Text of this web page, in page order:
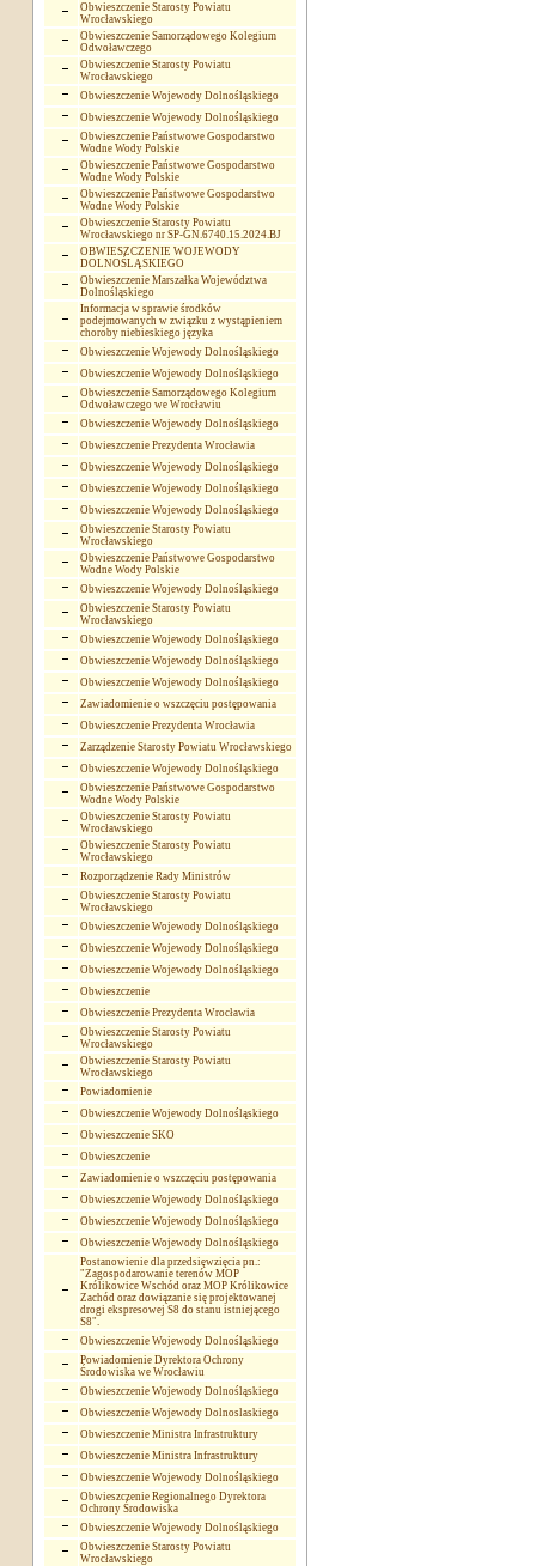
Obwieszczenie Starosty Powiatu
Wrocławskiego
Obwieszczenie Samorządowego Kolegium
Odwoławczego
Obwieszczenie Starosty Powiatu
Wrocławskiego
Obwieszczenie Wojewody Dolnośląskiego
Obwieszczenie Wojewody Dolnośląskiego
Obwieszczenie Państwowe Gospodarstwo
Wodne Wody Polskie
Obwieszczenie Państwowe Gospodarstwo
Wodne Wody Polskie
Obwieszczenie Państwowe Gospodarstwo
Wodne Wody Polskie
Obwieszczenie Starosty Powiatu
Wrocławskiego nr SP-GN.6740.15.2024.BJ
OBWIESZCZENIE WOJEWODY
DOLNOŚLĄSKIEGO
Obwieszczenie Marszałka Województwa
Dolnośląskiego
Informacja w sprawie środków
podejmowanych w związku z wystąpieniem
choroby niebieskiego języka
Obwieszczenie Wojewody Dolnośląskiego
Obwieszczenie Wojewody Dolnośląskiego
Obwieszczenie Samorządowego Kolegium
Odwoławczego we Wrocławiu
Obwieszczenie Wojewody Dolnośląskiego
Obwieszczenie Prezydenta Wrocławia
Obwieszczenie Wojewody Dolnośląskiego
Obwieszczenie Wojewody Dolnośląskiego
Obwieszczenie Wojewody Dolnośląskiego
Obwieszczenie Starosty Powiatu
Wrocławskiego
Obwieszczenie Państwowe Gospodarstwo
Wodne Wody Polskie
Obwieszczenie Wojewody Dolnośląskiego
Obwieszczenie Starosty Powiatu
Wrocławskiego
Obwieszczenie Wojewody Dolnośląskiego
Obwieszczenie Wojewody Dolnośląskiego
Obwieszczenie Wojewody Dolnośląskiego
Zawiadomienie o wszczęciu postępowania
Obwieszczenie Prezydenta Wrocławia
Zarządzenie Starosty Powiatu Wrocławskiego
Obwieszczenie Wojewody Dolnośląskiego
Obwieszczenie Państwowe Gospodarstwo
Wodne Wody Polskie
Obwieszczenie Starosty Powiatu
Wrocławskiego
Obwieszczenie Starosty Powiatu
Wrocławskiego
Rozporządzenie Rady Ministrów
Obwieszczenie Starosty Powiatu
Wrocławskiego
Obwieszczenie Wojewody Dolnośląskiego
Obwieszczenie Wojewody Dolnośląskiego
Obwieszczenie Wojewody Dolnośląskiego
Obwieszczenie
Obwieszczenie Prezydenta Wrocławia
Obwieszczenie Starosty Powiatu
Wrocławskiego
Obwieszczenie Starosty Powiatu
Wrocławskiego
Powiadomienie
Obwieszczenie Wojewody Dolnośląskiego
Obwieszczenie SKO
Obwieszczenie
Zawiadomienie o wszczęciu postępowania
Obwieszczenie Wojewody Dolnośląskiego
Obwieszczenie Wojewody Dolnośląskiego
Obwieszczenie Wojewody Dolnośląskiego
Postanowienie dla przedsięwzięcia pn.:
"Zagospodarowanie terenów MOP
Królikowice Wschód oraz MOP Królikowice
Zachód oraz dowiązanie się projektowanej
drogi ekspresowej S8 do stanu istniejącego
S8".
Obwieszczenie Wojewody Dolnośląskiego
Powiadomienie Dyrektora Ochrony
Środowiska we Wrocławiu
Obwieszczenie Wojewody Dolnośląskiego
Obwieszczenie Wojewody Dolnoslaskiego
Obwieszczenie Ministra Infrastruktury
Obwieszczenie Ministra Infrastruktury
Obwieszczenie Wojewody Dolnośląskiego
Obwieszczenie Regionalnego Dyrektora
Ochrony Środowiska
Obwieszczenie Wojewody Dolnośląskiego
Obwieszczenie Starosty Powiatu
Wrocławskiego